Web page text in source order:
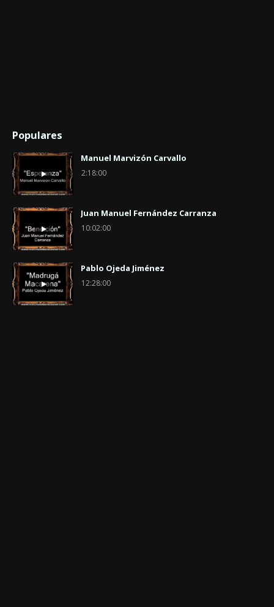
Populares
Manuel Marvizón Carvallo
2:18:00
Juan Manuel Fernández Carranza
10:02:00
Pablo Ojeda Jiménez
12:28:00